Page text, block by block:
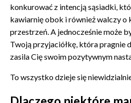
konkurować z intencją sąsiadki,
kawiarnię obok i również walczy o
przestrzeń. A jednocześnie może
Twoją przyjaciółkę, która pragnie
zasila Cię swoim pozytywnym
To wszystko dzieje się